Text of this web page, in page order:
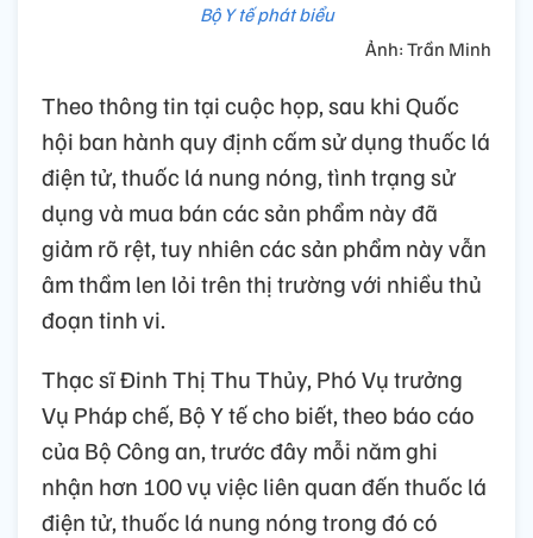
Bộ Y tế phát biểu
Ảnh: Trần Minh
Theo thông tin tại cuộc họp, sau khi Quốc
hội ban hành quy định cấm sử dụng thuốc lá
điện tử, thuốc lá nung nóng, tình trạng sử
dụng và mua bán các sản phẩm này đã
giảm rõ rệt, tuy nhiên các sản phẩm này vẫn
âm thầm len lỏi trên thị trường với nhiều thủ
đoạn tinh vi.
Thạc sĩ Đinh Thị Thu Thủy, Phó Vụ trưởng
Vụ Pháp chế, Bộ Y tế cho biết, theo báo cáo
của Bộ Công an, trước đây mỗi năm ghi
nhận hơn 100 vụ việc liên quan đến thuốc lá
điện tử, thuốc lá nung nóng trong đó có